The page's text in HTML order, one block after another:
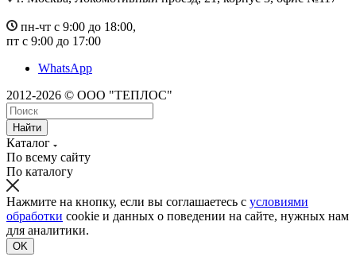
пн-чт с 9:00 до 18:00,
пт с 9:00 до 17:00
WhatsApp
2012-2026 © ООО "ТЕПЛОС"
Найти
Каталог
По всему сайту
По каталогу
Нажмите на кнопку, если вы соглашаетесь с условиями
обработки cookie и данных о поведении на сайте, нужных нам
для аналитики.
OK